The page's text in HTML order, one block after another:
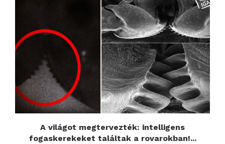
A világot megtervezték: intelligens
fogaskerekeket találtak a rovarokban!...